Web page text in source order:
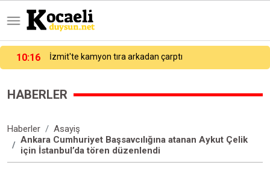
09:48:05
HABERLER
Haberler
Asayiş
Ankara Cumhuriyet Başsavcılığına atanan Aykut Çelik
için İstanbul’da tören düzenlendi